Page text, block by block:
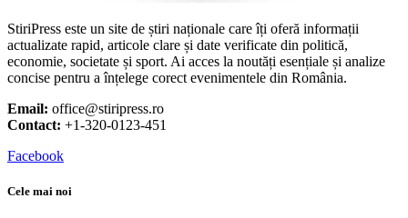
StiriPress este un site de știri naționale care îți oferă informații
actualizate rapid, articole clare și date verificate din politică,
economie, societate și sport. Ai acces la noutăți esențiale și analize
concise pentru a înțelege corect evenimentele din România.
Email: office@stiripress.ro
Contact: +1-320-0123-451
Facebook
Cele mai noi